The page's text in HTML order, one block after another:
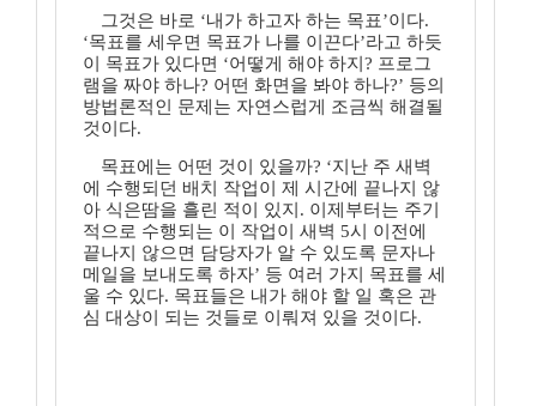
그것은 바로 ‘내가 하고자 하는 목표’이다.
‘목표를 세우면 목표가 나를 이끈다’라고 하듯
이 목표가 있다면 ‘어떻게 해야 하지? 프로그
램을 짜야 하나? 어떤 화면을 봐야 하나?’ 등의
방법론적인 문제는 자연스럽게 조금씩 해결될
것이다.
목표에는 어떤 것이 있을까? ‘지난 주 새벽
에 수행되던 배치 작업이 제 시간에 끝나지 않
아 식은땀을 흘린 적이 있지. 이제부터는 주기
적으로 수행되는 이 작업이 새벽 5시 이전에
끝나지 않으면 담당자가 알 수 있도록 문자나
메일을 보내도록 하자’ 등 여러 가지 목표를 세
울 수 있다. 목표들은 내가 해야 할 일 혹은 관
심 대상이 되는 것들로 이뤄져 있을 것이다.